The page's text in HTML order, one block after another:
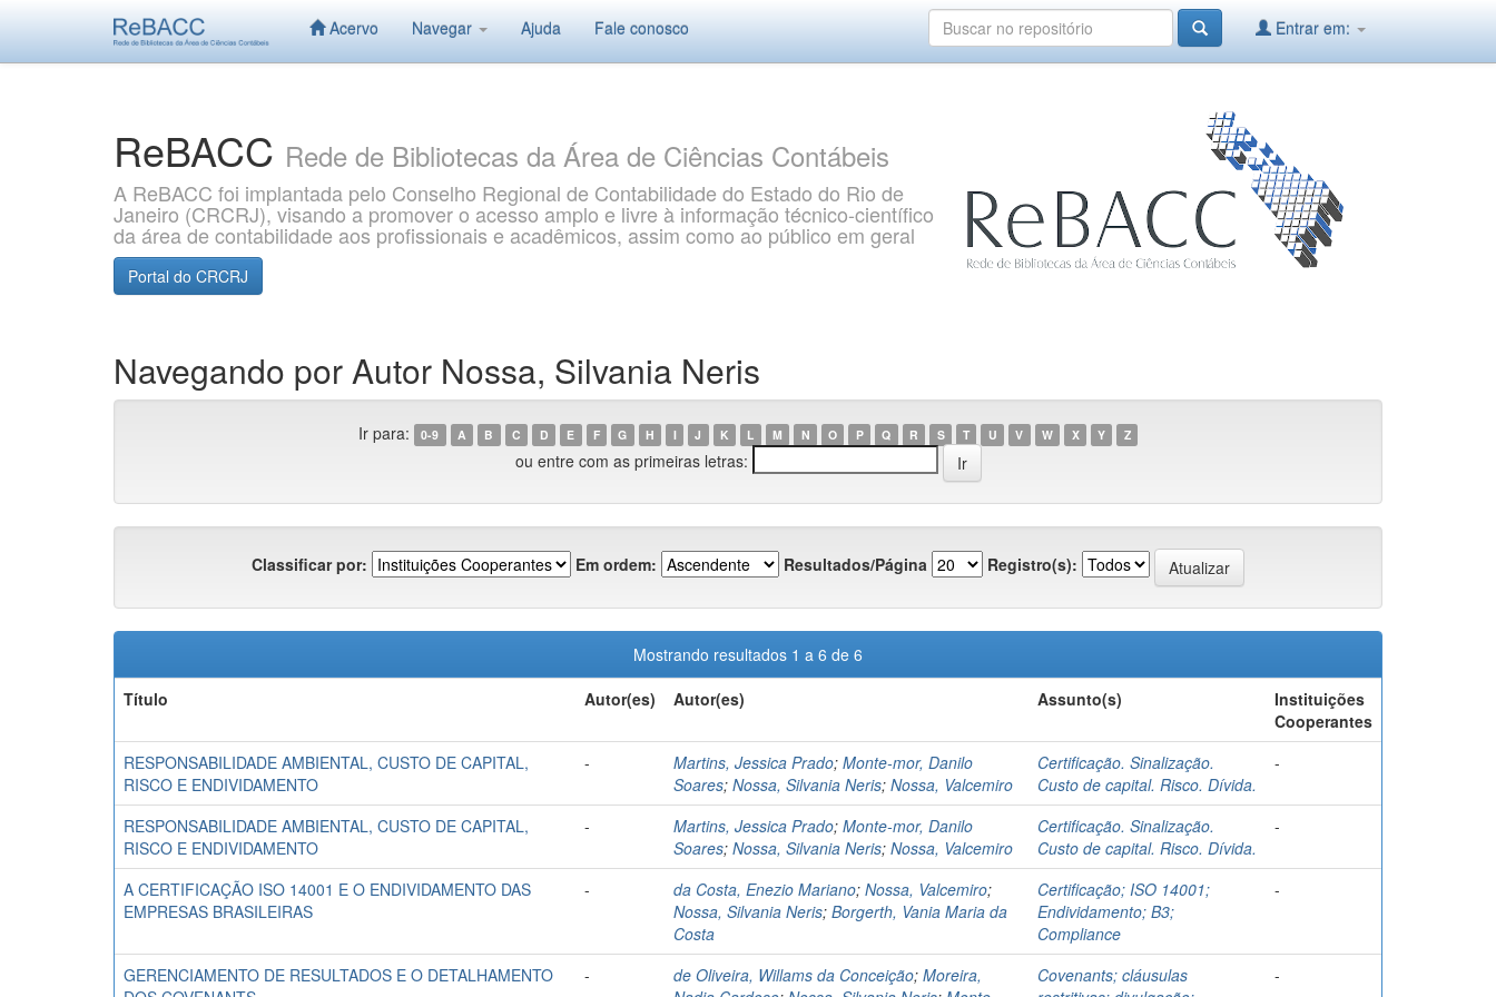
Acervo Navegar Ajuda Fale conosco Entrar em:
ReBACC Rede de Bibliotecas da Área de Ciências Contábeis
A ReBACC foi implantada pelo Conselho Regional de Contabilidade do Estado do Rio de
Janeiro (CRCRJ), visando a promover o acesso amplo e livre à informação técnico-científico
da área de contabilidade aos profissionais e acadêmicos, assim como ao público em geral
Portal do CRCRJ
Navegando por Autor Nossa, Silvania Neris
Ir para: 0-9 A B C D E F G H I J K L M N O P Q R S T U V W X Y Z
ou entre com as primeiras letras:
Classificar por: Em ordem: Resultados/Página Registro(s):
Mostrando resultados 1 a 6 de 6
Título
Autor(es) Autor(es) Assunto(s)
Instituições
Cooperantes
RESPONSABILIDADE AMBIENTAL, CUSTO DE CAPITAL,
RISCO E ENDIVIDAMENTO
- Martins, Jessica Prado; Monte-mor, Danilo
Soares; Nossa, Silvania Neris; Nossa, Valcemiro
Certificação. Sinalização.
Custo de capital. Risco. Dívida.
-
RESPONSABILIDADE AMBIENTAL, CUSTO DE CAPITAL,
RISCO E ENDIVIDAMENTO
- Martins, Jessica Prado; Monte-mor, Danilo
Soares; Nossa, Silvania Neris; Nossa, Valcemiro
Certificação. Sinalização.
Custo de capital. Risco. Dívida.
-
A CERTIFICAÇÃO ISO 14001 E O ENDIVIDAMENTO DAS
EMPRESAS BRASILEIRAS
- da Costa, Enezio Mariano; Nossa, Valcemiro;
Nossa, Silvania Neris; Borgerth, Vania Maria da
Costa
Certificação; ISO 14001;
Endividamento; B3;
Compliance
-
GERENCIAMENTO DE RESULTADOS E O DETALHAMENTO
- de Oliveira, Willams da Conceição; Moreira,
Covenants; cláusulas
-